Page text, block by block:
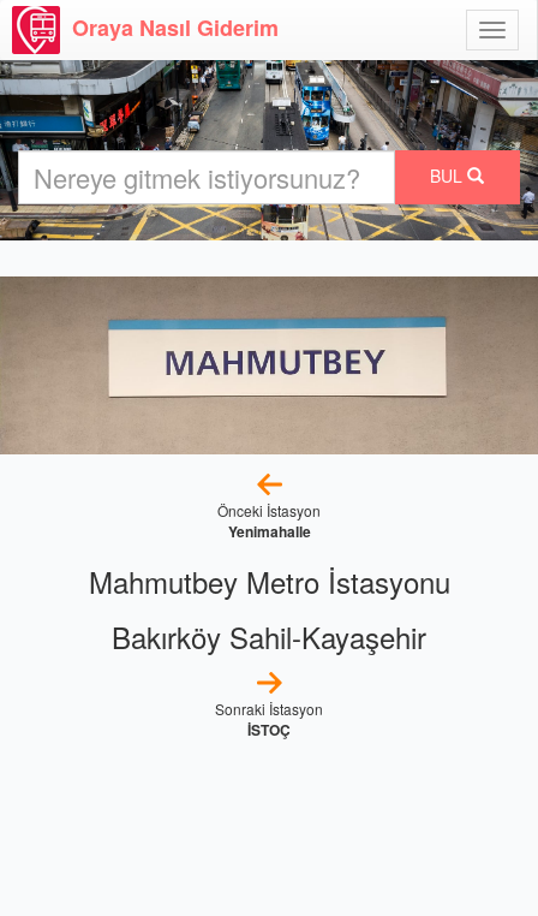
Aç
Oraya Nasıl Giderim
BUL
Önceki İstasyon
Yenimahalle
Mahmutbey Metro İstasyonu
Bakırköy Sahil-Kayaşehir
Sonraki İstasyon
İSTOÇ